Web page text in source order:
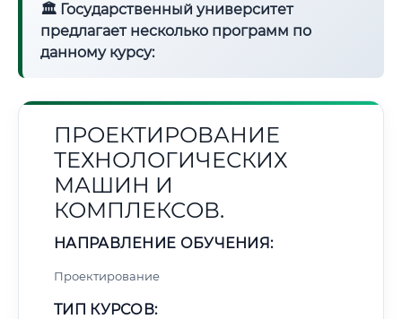
🏛 Государственный университет
предлагает несколько программ по
данному курсу:
ПРОЕКТИРОВАНИЕ
ТЕХНОЛОГИЧЕСКИХ
МАШИН И
КОМПЛЕКСОВ.
НАПРАВЛЕНИЕ ОБУЧЕНИЯ:
Проектирование
ТИП КУРСОВ: